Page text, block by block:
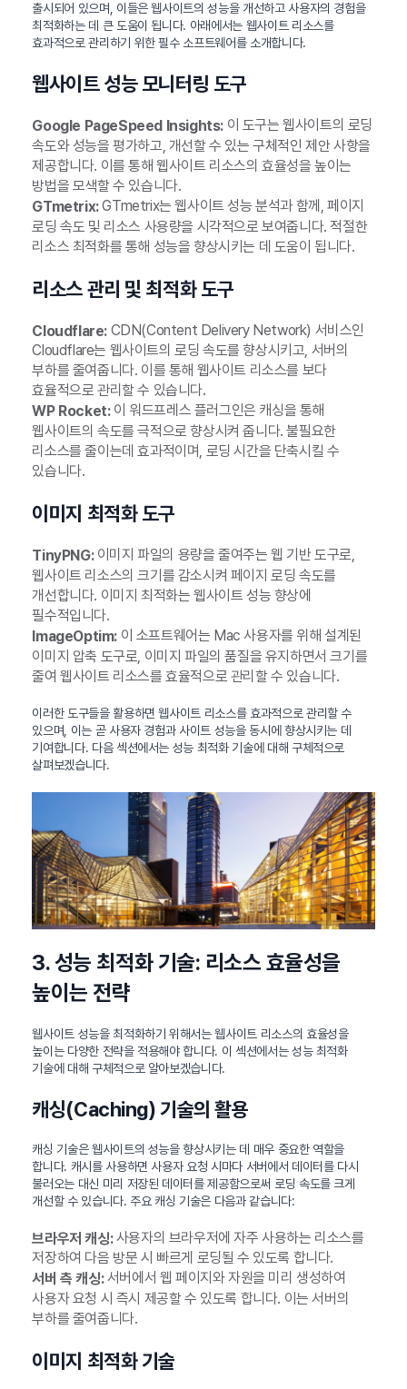
출시되어 있으며, 이들은 웹사이트의 성능을 개선하고 사용자의 경험을
최적화하는 데 큰 도움이 됩니다. 아래에서는 웹사이트 리소스를
효과적으로 관리하기 위한 필수 소프트웨어를 소개합니다.
웹사이트 성능 모니터링 도구
Google PageSpeed Insights:이 도구는 웹사이트의 로딩
속도와 성능을 평가하고, 개선할 수 있는 구체적인 제안 사항을
제공합니다. 이를 통해 웹사이트 리소스의 효율성을 높이는
방법을 모색할 수 있습니다.
GTmetrix:GTmetrix는 웹사이트 성능 분석과 함께, 페이지
로딩 속도 및 리소스 사용량을 시각적으로 보여줍니다. 적절한
리소스 최적화를 통해 성능을 향상시키는 데 도움이 됩니다.
리소스 관리 및 최적화 도구
Cloudflare:CDN(Content Delivery Network) 서비스인
Cloudflare는 웹사이트의 로딩 속도를 향상시키고, 서버의
부하를 줄여줍니다. 이를 통해 웹사이트 리소스를 보다
효율적으로 관리할 수 있습니다.
WP Rocket:이 워드프레스 플러그인은 캐싱을 통해
웹사이트의 속도를 극적으로 향상시켜 줍니다. 불필요한
리소스를 줄이는데 효과적이며, 로딩 시간을 단축시킬 수
있습니다.
이미지 최적화 도구
TinyPNG:이미지 파일의 용량을 줄여주는 웹 기반 도구로,
웹사이트 리소스의 크기를 감소시켜 페이지 로딩 속도를
개선합니다. 이미지 최적화는 웹사이트 성능 향상에
필수적입니다.
ImageOptim:이 소프트웨어는 Mac 사용자를 위해 설계된
이미지 압축 도구로, 이미지 파일의 품질을 유지하면서 크기를
줄여 웹사이트 리소스를 효율적으로 관리할 수 있습니다.
이러한 도구들을 활용하면 웹사이트 리소스를 효과적으로 관리할 수
있으며, 이는 곧 사용자 경험과 사이트 성능을 동시에 향상시키는 데
기여합니다. 다음 섹션에서는 성능 최적화 기술에 대해 구체적으로
살펴보겠습니다.
3. 성능 최적화 기술: 리소스 효율성을
높이는 전략
웹사이트 성능을 최적화하기 위해서는 웹사이트 리소스의 효율성을
높이는 다양한 전략을 적용해야 합니다. 이 섹션에서는 성능 최적화
기술에 대해 구체적으로 알아보겠습니다.
캐싱(Caching) 기술의 활용
캐싱 기술은 웹사이트의 성능을 향상시키는 데 매우 중요한 역할을
합니다. 캐시를 사용하면 사용자 요청 시마다 서버에서 데이터를 다시
불러오는 대신 미리 저장된 데이터를 제공함으로써 로딩 속도를 크게
개선할 수 있습니다. 주요 캐싱 기술은 다음과 같습니다:
브라우저 캐싱:사용자의 브라우저에 자주 사용하는 리소스를
저장하여 다음 방문 시 빠르게 로딩될 수 있도록 합니다.
서버 측 캐싱:서버에서 웹 페이지와 자원을 미리 생성하여
사용자 요청 시 즉시 제공할 수 있도록 합니다. 이는 서버의
부하를 줄여줍니다.
이미지 최적화 기술